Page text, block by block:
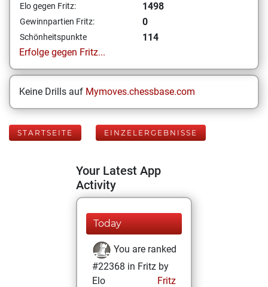
Elo gegen Fritz: 1498
Gewinnpartien Fritz: 0
Schönheitspunkte
114
Erfolge gegen Fritz...
Keine Drills auf Mymoves.chessbase.com
STARTSEITE EINZELERGEBNISSE
Your Latest App
Activity
Today
You are ranked
#22368 in Fritz by
Elo
Fritz